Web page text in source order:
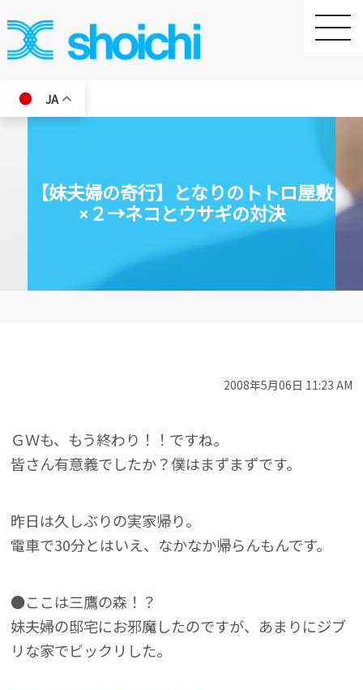
toggle
JA
【妹夫婦の奇行】となりのトトロ屋敷
×２→ネコとウサギの対決
2008年5月06日 11:23 AM
ＧＷも、もう終わり！！ですね。
皆さん有意義でしたか？僕はまずまずです。
昨日は久しぶりの実家帰り。
電車で30分とはいえ、なかなか帰らんもんです。
●ここは三鷹の森！？
妹夫婦の邸宅にお邪魔したのですが、あまりにジブ
リな家でビックリした。